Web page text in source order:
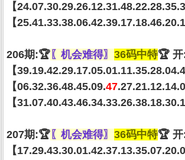
【
【
206期:🏆〖机会难得〗 36码中特🏆
【
【06.32.36.48.45.09.47
【
207期:🏆〖机会难得〗 36码中特🏆
【